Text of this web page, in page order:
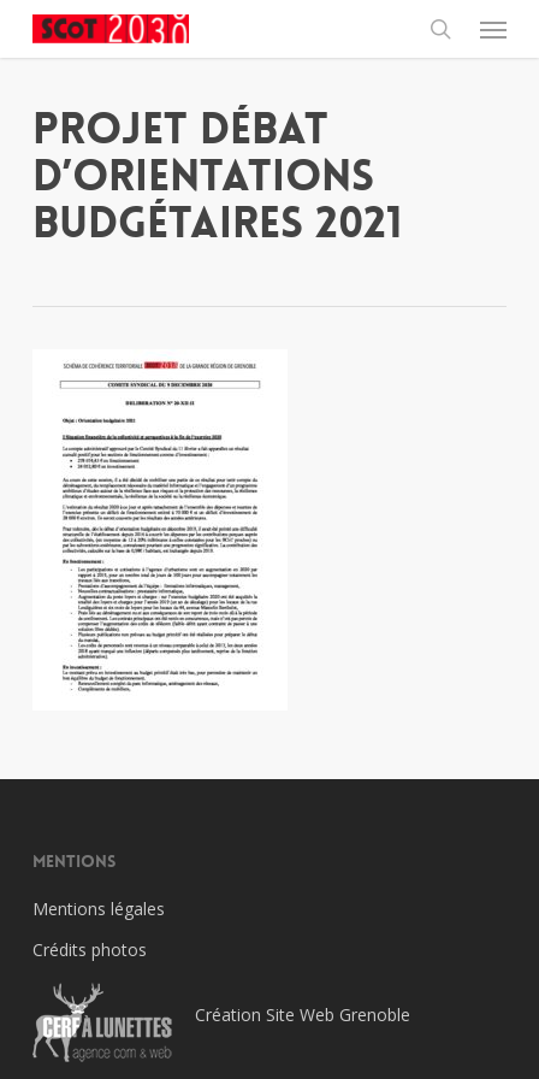
main
content search
Menu
Projet Débat
d’orientations
budgétaires 2021
Mentions
Mentions légales
Crédits photos
Création Site Web Grenoble